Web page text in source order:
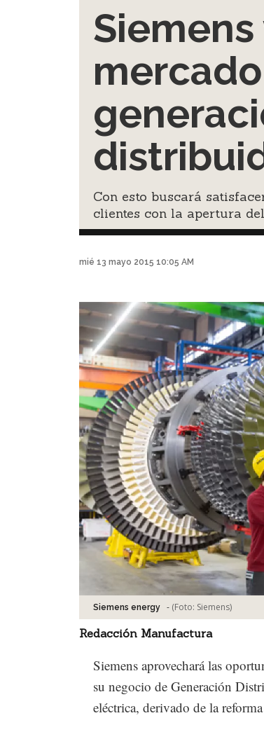
Con esto buscará
clientes con la apertura
mié 13 mayo 2015 10:05 AM
Siemens energy - (Foto: Siemens)
Redacción Manufactura
Siemens aprovechará las
su negocio de Generación
eléctrica, derivado de la